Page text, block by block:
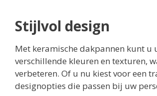
Stijlvol design
Met keramische dakpannen kunt u
verschillende kleuren en texturen,
verbeteren. Of u nu kiest voor een
designopties die passen bij uw